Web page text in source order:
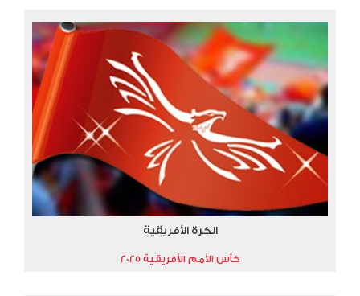
الكرة الأفريقية
كأس الأمم الأفريقية 2025